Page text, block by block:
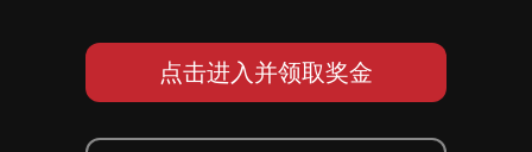
点击进入并领取奖金